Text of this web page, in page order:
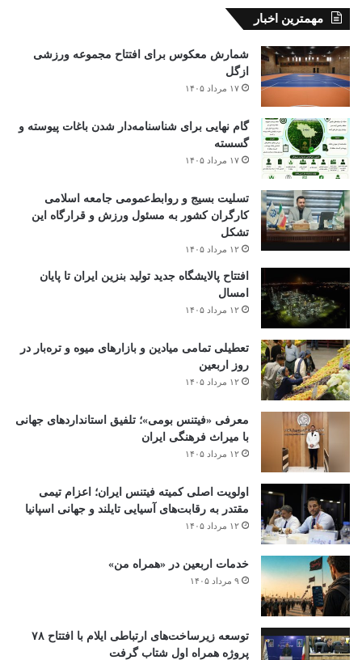
مهمترین اخبار
شمارش معکوس برای افتتاح مجموعه ورزشی
ازگل
۱۷ مرداد ۱۴۰۵
گام نهایی برای شناسنامه‌دار شدن باغات پیوسته و
گسسته
۱۷ مرداد ۱۴۰۵
تسلیت بسیج و روابط‌عمومی جامعه اسلامی
کارگران کشور به مسئول ورزش و قرارگاه این
تشکل
۱۲ مرداد ۱۴۰۵
افتتاح ‌پالایشگاه جدید تولید بنزین ایران تا پایان
امسال
۱۲ مرداد ۱۴۰۵
تعطیلی تمامی میادین و بازارهای میوه و تره‌بار در
روز اربعین
۱۲ مرداد ۱۴۰۵
معرفی «فیتنس بومی»؛ تلفیق استانداردهای جهانی
با میراث فرهنگی ایران
۱۲ مرداد ۱۴۰۵
اولویت اصلی کمیته فیتنس ایران؛ اعزام تیمی
مقتدر به رقابت‌های آسیایی تایلند و جهانی اسپانیا
۱۲ مرداد ۱۴۰۵
خدمات اربعین در «همراه من»
۹ مرداد ۱۴۰۵
توسعه زیرساخت‌های ارتباطی ایلام با افتتاح ۷۸
پروژه همراه اول شتاب گرفت